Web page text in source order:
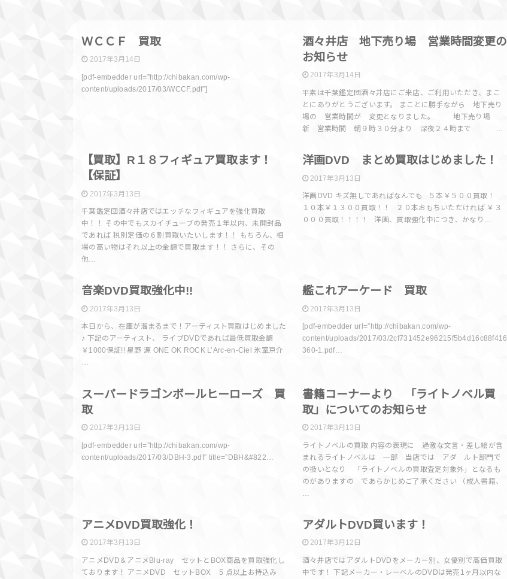
ＷＣＣＦ 買取
2017年3月14日
[pdf-embedder url=”http://chibakan.com/wp-
content/uploads/2017/03/WCCF.pdf”]
酒々井店
酒々井店 地下売り場 営業時間変更の
お知らせ
2017年3月14日
平素は千葉鑑定団酒々井店にご来店、ご利用いただき、まこ
とにありがとうございます。 まことに勝手ながら 地下売り
場の 営業時間が 変更となりました。 地下売り場
新 営業時間 朝９時３０分より 深夜２４時まで …
買取情報
【買取】R１８フィギュア買取ます！
【保証】
2017年3月13日
千葉鑑定団酒々井店ではエッチなフィギュアを強化買取
中！！ その中でもスカイチューブの発売１年以内、未開封品
であれば 税別定価の６割買取いたいします！！ もちろん、相
場の高い物はそれ以上の金額で買取ます！！ さらに、その
他…
買取情報
洋画DVD まとめ買取はじめました！
2017年3月13日
洋画DVD キズ無しであればなんでも ５本￥５００買取！
１０本￥１３００買取！！ ２０本おもちいただければ ￥３
０００買取！！！！ 洋画、買取強化中につき、かなり…
音楽DVD買取強化中!!
2017年3月13日
本日から、在庫が溜まるまで！アーティスト買取はじめました
♪ 下記のアーティスト、 ライブDVDであれば最低買取金額
￥1000保証!! 星野 源 ONE OK ROCK L’Arc-en-Ciel 氷室京介
…
艦これアーケード 買取
2017年3月13日
[pdf-embedder url=”http://chibakan.com/wp-
content/uploads/2017/03/2cf731452e96215f5b4d16c88f416
360-1.pdf…
買取情報
スーパードラゴンボールヒーローズ 買
取
2017年3月13日
[pdf-embedder url=”http://chibakan.com/wp-
content/uploads/2017/03/DBH-3.pdf” title=”DBH&#822…
書籍
書籍コーナーより 「ライトノベル買
取」についてのお知らせ
2017年3月13日
ライトノベルの買取 内容の表現に 過激な文言・差し絵が含
まれるライトノベルは 一部 当店では アダ ルト部門で
の扱いとなり 「ライトノベルの買取査定対象外」となるも
のがありますの であらかじめご了承ください （成人書籍、
アニメDVD買取強化！
2017年3月13日
アニメDVD＆アニメBlu-ray セットとBOX商品を買取強化し
ております！ アニメDVD セットBOX ５点以上お持込み
アダルトDVD買います！
2017年3月12日
酒々井店ではアダルトDVDをメーカー別、女優別で高価買取
中です！ 下記メーカー・レーベルのDVDは発売1ヶ月以内な